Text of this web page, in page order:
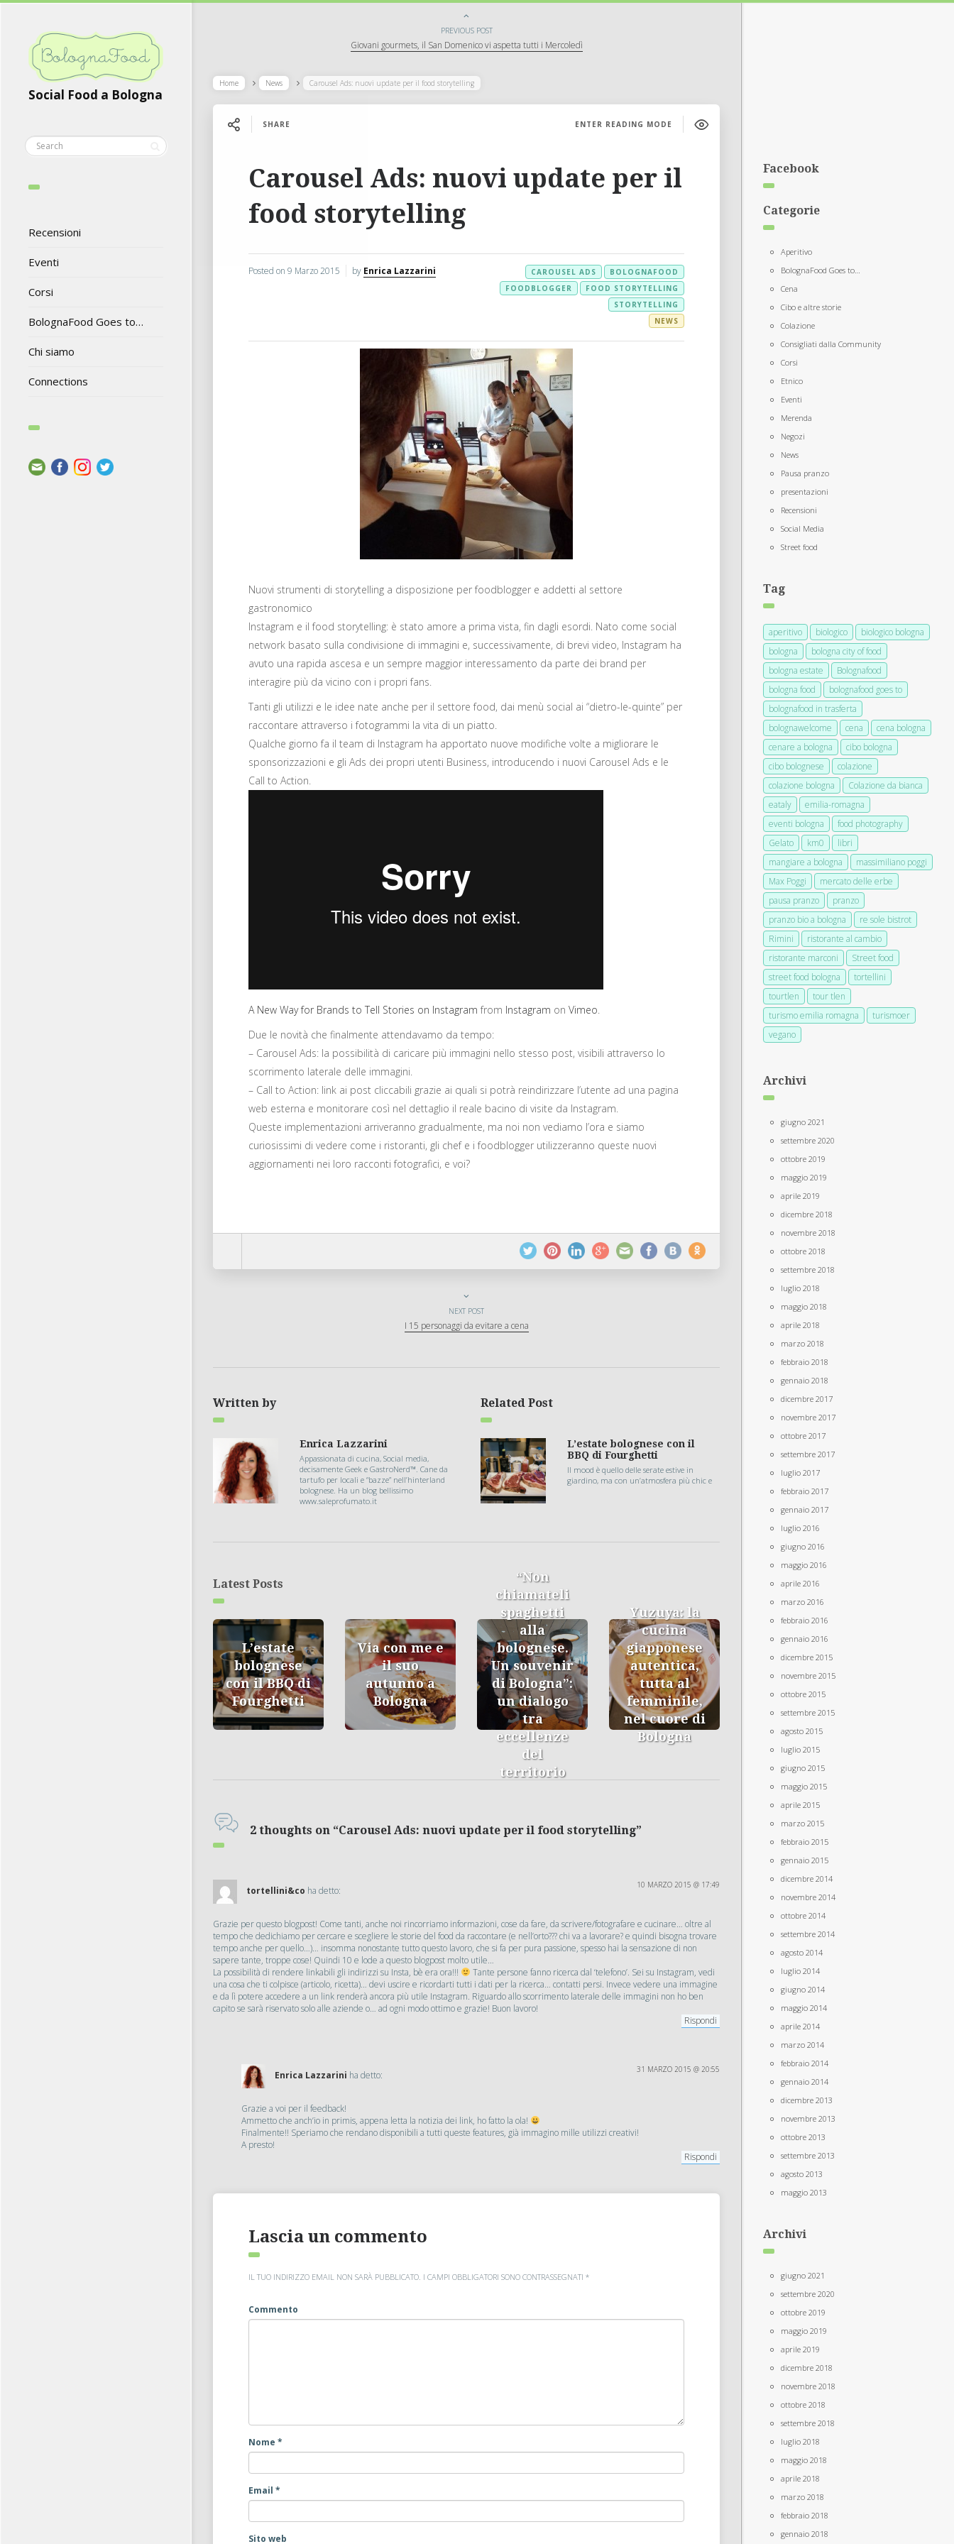
Social Food a Bologna
Recensioni
Eventi
Corsi
BolognaFood Goes to…
Chi siamo
Connections
PREVIOUS POST
Giovani gourmets, il San Domenico vi aspetta tutti i Mercoledì
Home News Carousel Ads: nuovi update per il food storytelling
SHARE ENTER READING MODE
Carousel Ads: nuovi update per il
food storytelling
Posted on 9 Marzo 2015 by Enrica Lazzarini BOLOGNAFOOD
CAROUSEL ADS
FOOD STORYTELLING
FOODBLOGGER
STORYTELLING
NEWS
Nuovi strumenti di storytelling a disposizione per foodblogger e addetti al settore
gastronomico
Instagram e il food storytelling: è stato amore a prima vista, fin dagli esordi. Nato come social
network basato sulla condivisione di immagini e, successivamente, di brevi video, Instagram ha
avuto una rapida ascesa e un sempre maggior interessamento da parte dei brand per
interagire più da vicino con i propri fans.
Tanti gli utilizzi e le idee nate anche per il settore food, dai menù social ai “dietro-le-quinte” per
raccontare attraverso i fotogrammi la vita di un piatto.
Qualche giorno fa il team di Instagram ha apportato nuove modifiche volte a migliorare le
sponsorizzazioni e gli Ads dei propri utenti Business, introducendo i nuovi Carousel Ads e le
Call to Action.
A New Way for Brands to Tell Stories on Instagram from Instagram on Vimeo.
Due le novità che finalmente attendavamo da tempo:
– Carousel Ads: la possibilità di caricare più immagini nello stesso post, visibili attraverso lo
scorrimento laterale delle immagini.
– Call to Action: link ai post cliccabili grazie ai quali si potrà reindirizzare l’utente ad una pagina
web esterna e monitorare così nel dettaglio il reale bacino di visite da Instagram.
Queste implementazioni arriveranno gradualmente, ma noi non vediamo l’ora e siamo
curiosissimi di vedere come i ristoranti, gli chef e i foodblogger utilizzeranno queste nuovi
aggiornamenti nei loro racconti fotografici, e voi?
NEXT POST
I 15 personaggi da evitare a cena
Written by
Enrica Lazzarini
Appassionata di cucina, Social media,
decisamente Geek e GastroNerd™. Cane da
tartufo per locali e “bazze” nell’hinterland
bolognese. Ha un blog bellissimo
www.saleprofumato.it
Related Post
L’estate bolognese con il
BBQ di Fourghetti
Il mood è quello delle serate estive in
giardino, ma con un’atmosfera più chic e
Latest Posts
L’estate
bolognese
con il BBQ di
Fourghetti
Via con me e
il suo
autunno a
Bologna
“Non
chiamateli
spaghetti
alla
bolognese.
Un souvenir
di Bologna”:
un dialogo
tra
eccellenze
del
territorio
Yuzuya: la
cucina
giapponese
autentica,
tutta al
femminile,
nel cuore di
Bologna
2 thoughts on “Carousel Ads: nuovi update per il food storytelling”
tortellini&co ha detto:
10 MARZO 2015 @ 17:49
Grazie per questo blogpost! Come tanti, anche noi rincorriamo informazioni, cose da fare, da scrivere/fotografare e cucinare… oltre al
tempo che dedichiamo per cercare e scegliere le storie del food da raccontare (e nell’orto??? chi va a lavorare? e quindi bisogna trovare
tempo anche per quello…)… insomma nonostante tutto questo lavoro, che si fa per pura passione, spesso hai la sensazione di non
sapere tante, troppe cose! Quindi 10 e lode a questo blogpost molto utile…
La possibilità di rendere linkabili gli indirizzi su Insta, bè era ora!!!
Tante persone fanno ricerca dal ‘telefono’. Sei su Instagram, vedi
una cosa che ti colpisce (articolo, ricetta)… devi uscire e ricordarti tutti i dati per la ricerca… contatti persi. Invece vedere una immagine
e da lì potere accedere a un link renderà ancora più utile Instagram. Riguardo allo scorrimento laterale delle immagini non ho ben
capito se sarà riservato solo alle aziende o… ad ogni modo ottimo e grazie! Buon lavoro!
Rispondi
Enrica Lazzarini ha detto:
31 MARZO 2015 @ 20:55
Grazie a voi per il feedback!
Ammetto che anch’io in primis, appena letta la notizia dei link, ho fatto la ola!
Finalmente!! Speriamo che rendano disponibili a tutti queste features, già immagino mille utilizzi creativi!
A presto!
Rispondi
Lascia un commento
IL TUO INDIRIZZO EMAIL NON SARÀ PUBBLICATO. I CAMPI OBBLIGATORI SONO CONTRASSEGNATI *
Commento
Nome *
Email *
Sito web
Facebook
Categorie
Aperitivo
BolognaFood Goes to…
Cena
Cibo e altre storie
Colazione
Consigliati dalla Community
Corsi
Etnico
Eventi
Merenda
Negozi
News
Pausa pranzo
presentazioni
Recensioni
Social Media
Street food
Tag
aperitivo biologico
biologico bologna
bologna
bologna city of food
bologna estate
Bolognafood
bologna food
bolognafood goes to
bolognafood in trasferta
bolognawelcome
cena
cena bologna
cenare a bologna
cibo bologna
cibo bolognese
colazione
colazione bologna
Colazione da bianca
eataly
emilia-romagna
eventi bologna
food photography
Gelato
km0
libri
mangiare a bologna
massimiliano poggi
Max Poggi
mercato delle erbe
pausa pranzo
pranzo
pranzo bio a bologna
re sole bistrot
Rimini
ristorante al cambio
ristorante marconi
Street food
street food bologna
tortellini
tourtlen
tour tlen
turismo emilia romagna
turismoer
vegano
Archivi
giugno 2021
settembre 2020
ottobre 2019
maggio 2019
aprile 2019
dicembre 2018
novembre 2018
ottobre 2018
settembre 2018
luglio 2018
maggio 2018
aprile 2018
marzo 2018
febbraio 2018
gennaio 2018
dicembre 2017
novembre 2017
ottobre 2017
settembre 2017
luglio 2017
febbraio 2017
gennaio 2017
luglio 2016
giugno 2016
maggio 2016
aprile 2016
marzo 2016
febbraio 2016
gennaio 2016
dicembre 2015
novembre 2015
ottobre 2015
settembre 2015
agosto 2015
luglio 2015
giugno 2015
maggio 2015
aprile 2015
marzo 2015
febbraio 2015
gennaio 2015
dicembre 2014
novembre 2014
ottobre 2014
settembre 2014
agosto 2014
luglio 2014
giugno 2014
maggio 2014
aprile 2014
marzo 2014
febbraio 2014
gennaio 2014
dicembre 2013
novembre 2013
ottobre 2013
settembre 2013
agosto 2013
maggio 2013
Archivi
giugno 2021
settembre 2020
ottobre 2019
maggio 2019
aprile 2019
dicembre 2018
novembre 2018
ottobre 2018
settembre 2018
luglio 2018
maggio 2018
aprile 2018
marzo 2018
febbraio 2018
gennaio 2018